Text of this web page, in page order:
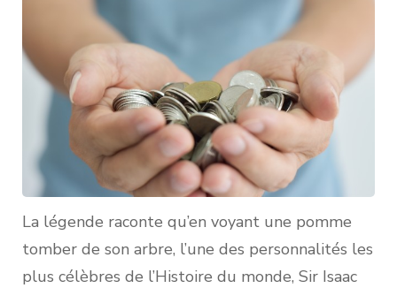
La légende raconte qu’en voyant une pomme
tomber de son arbre, l’une des personnalités les
plus célèbres de l’Histoire du monde, Sir Isaac